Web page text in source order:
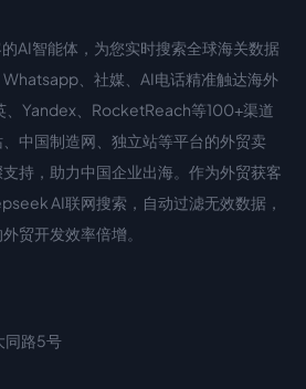
AI智能体，为您实时搜索全球海关数据
、社媒、AI电话精准触达海外
、Yandex、RocketReach等100+渠道
中国制造网、独立站等平台的外贸卖
持，助力中国企业出海。作为外贸获客
AI联网搜索，自动过滤无效数据，
贸开发效率倍增。
同路5号